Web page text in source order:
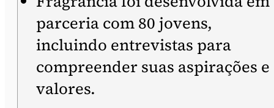
parceria com 80 jovens,
incluindo entrevistas para
compreender suas aspirações e
valores.